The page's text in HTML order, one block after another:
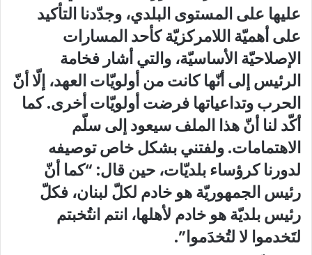
عليها على المستوى البلدي، وجدّدنا التأكيد
على أهميّة اللامركزيّة كأحد المسارات
الإصلاحيّة الأساسيّة، والتي أشار فخامة
الرئيس إلى أنّها كانت من أولويّات العهد، إلّا أنّ
الحرب وتداعياتها فرضت أولويّات أخرى. كما
أكّد لنا أنّ هذا الملف سيعود إلى سلّم
الاهتمامات. ولفتني بشكل خاص توصيفه
لدورنا كرؤساء بلديّات، حين قال: “كما أنّ
رئيس الجمهوريّة هو خادم لكلّ لبنان، فكلّ
رئيس بلديّة هو خادم لأهلها، انتم انتُخبتم
لتَخدموا لا لتُخدَموا”.